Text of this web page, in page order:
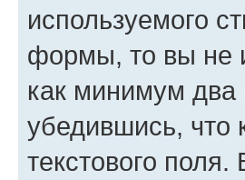
используемого
формы, то вы не
как минимум два
убедившись, что
текстового